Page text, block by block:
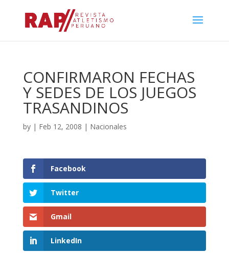
CONFIRMARON FECHAS
Y SEDES DE LOS JUEGOS
TRASANDINOS
by | Feb 12, 2008 | Nacionales
Facebook
Twitter
Gmail
LinkedIn